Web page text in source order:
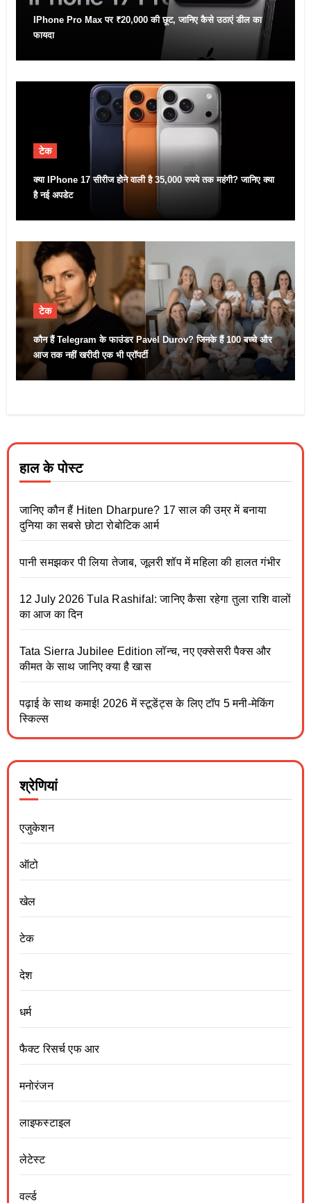
IPhone Pro Max पर ₹20,000 की छूट, जानिए कैसे उठाएं डील का
फायदा
टेक
क्या IPhone 17 सीरीज होने वाली है 35,000 रुपये तक महंगी? जानिए क्या
है नई अपडेट
टेक
कौन हैं Telegram के फाउंडर Pavel Durov? जिनके हैं 100 बच्चे और
आज तक नहीं खरीदी एक भी प्रॉपर्टी
हाल के पोस्ट
जानिए कौन हैं Hiten Dharpure? 17 साल की उम्र में बनाया
दुनिया का सबसे छोटा रोबोटिक आर्म
पानी समझकर पी लिया तेजाब, जूलरी शॉप में महिला की हालत गंभीर
12 July 2026 Tula Rashifal: जानिए कैसा रहेगा तुला राशि वालों
का आज का दिन
Tata Sierra Jubilee Edition लॉन्च, नए एक्सेसरी पैक्स और
कीमत के साथ जानिए क्या है खास
पढ़ाई के साथ कमाई! 2026 में स्टूडेंट्स के लिए टॉप 5 मनी-मेकिंग
स्किल्स
श्रेणियां
एजुकेशन
ऑटो
खेल
टेक
देश
धर्म
फैक्ट रिसर्च एफ आर
मनोरंजन
लाइफस्टाइल
लेटेस्ट
वर्ल्ड